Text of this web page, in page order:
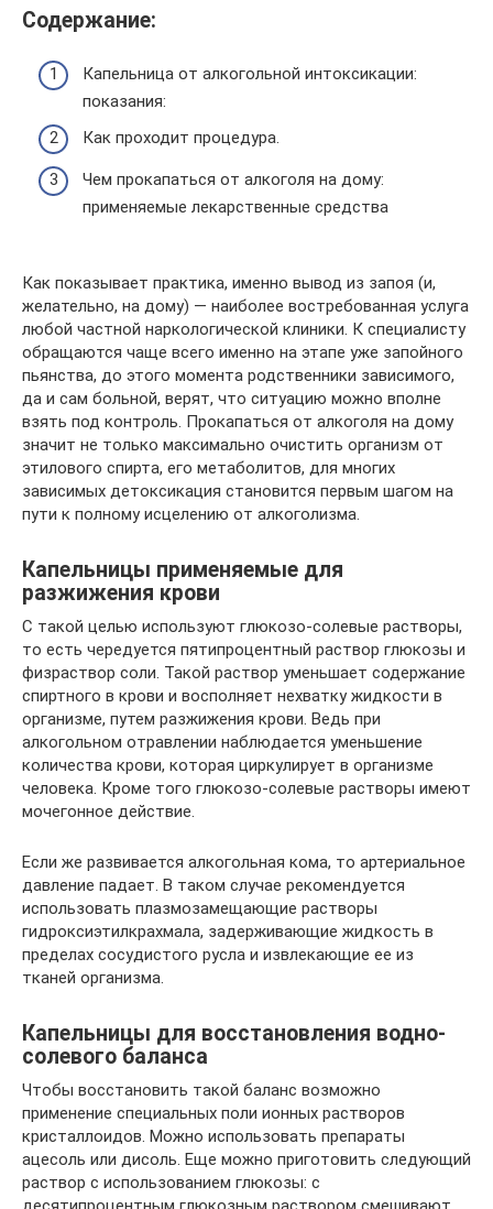
Содержание:
Капельница от алкогольной интоксикации:
показания:
Как проходит процедура.
Чем прокапаться от алкоголя на дому:
применяемые лекарственные средства
Как показывает практика, именно вывод из запоя (и,
желательно, на дому) — наиболее востребованная услуга
любой частной наркологической клиники. К специалисту
обращаются чаще всего именно на этапе уже запойного
пьянства, до этого момента родственники зависимого,
да и сам больной, верят, что ситуацию можно вполне
взять под контроль. Прокапаться от алкоголя на дому
значит не только максимально очистить организм от
этилового спирта, его метаболитов, для многих
зависимых детоксикация становится первым шагом на
пути к полному исцелению от алкоголизма.
Капельницы применяемые для
разжижения крови
С такой целью используют глюкозо-солевые растворы,
то есть чередуется пятипроцентный раствор глюкозы и
физраствор соли. Такой раствор уменьшает содержание
спиртного в крови и восполняет нехватку жидкости в
организме, путем разжижения крови. Ведь при
алкогольном отравлении наблюдается уменьшение
количества крови, которая циркулирует в организме
человека. Кроме того глюкозо-солевые растворы имеют
мочегонное действие.
Если же развивается алкогольная кома, то артериальное
давление падает. В таком случае рекомендуется
использовать плазмозамещающие растворы
гидроксиэтилкрахмала, задерживающие жидкость в
пределах сосудистого русла и извлекающие ее из
тканей организма.
Капельницы для восстановления водно-
солевого баланса
Чтобы восстановить такой баланс возможно
применение специальных поли ионных растворов
кристаллоидов. Можно использовать препараты
ацесоль или дисоль. Еще можно приготовить следующий
раствор с использованием глюкозы: с